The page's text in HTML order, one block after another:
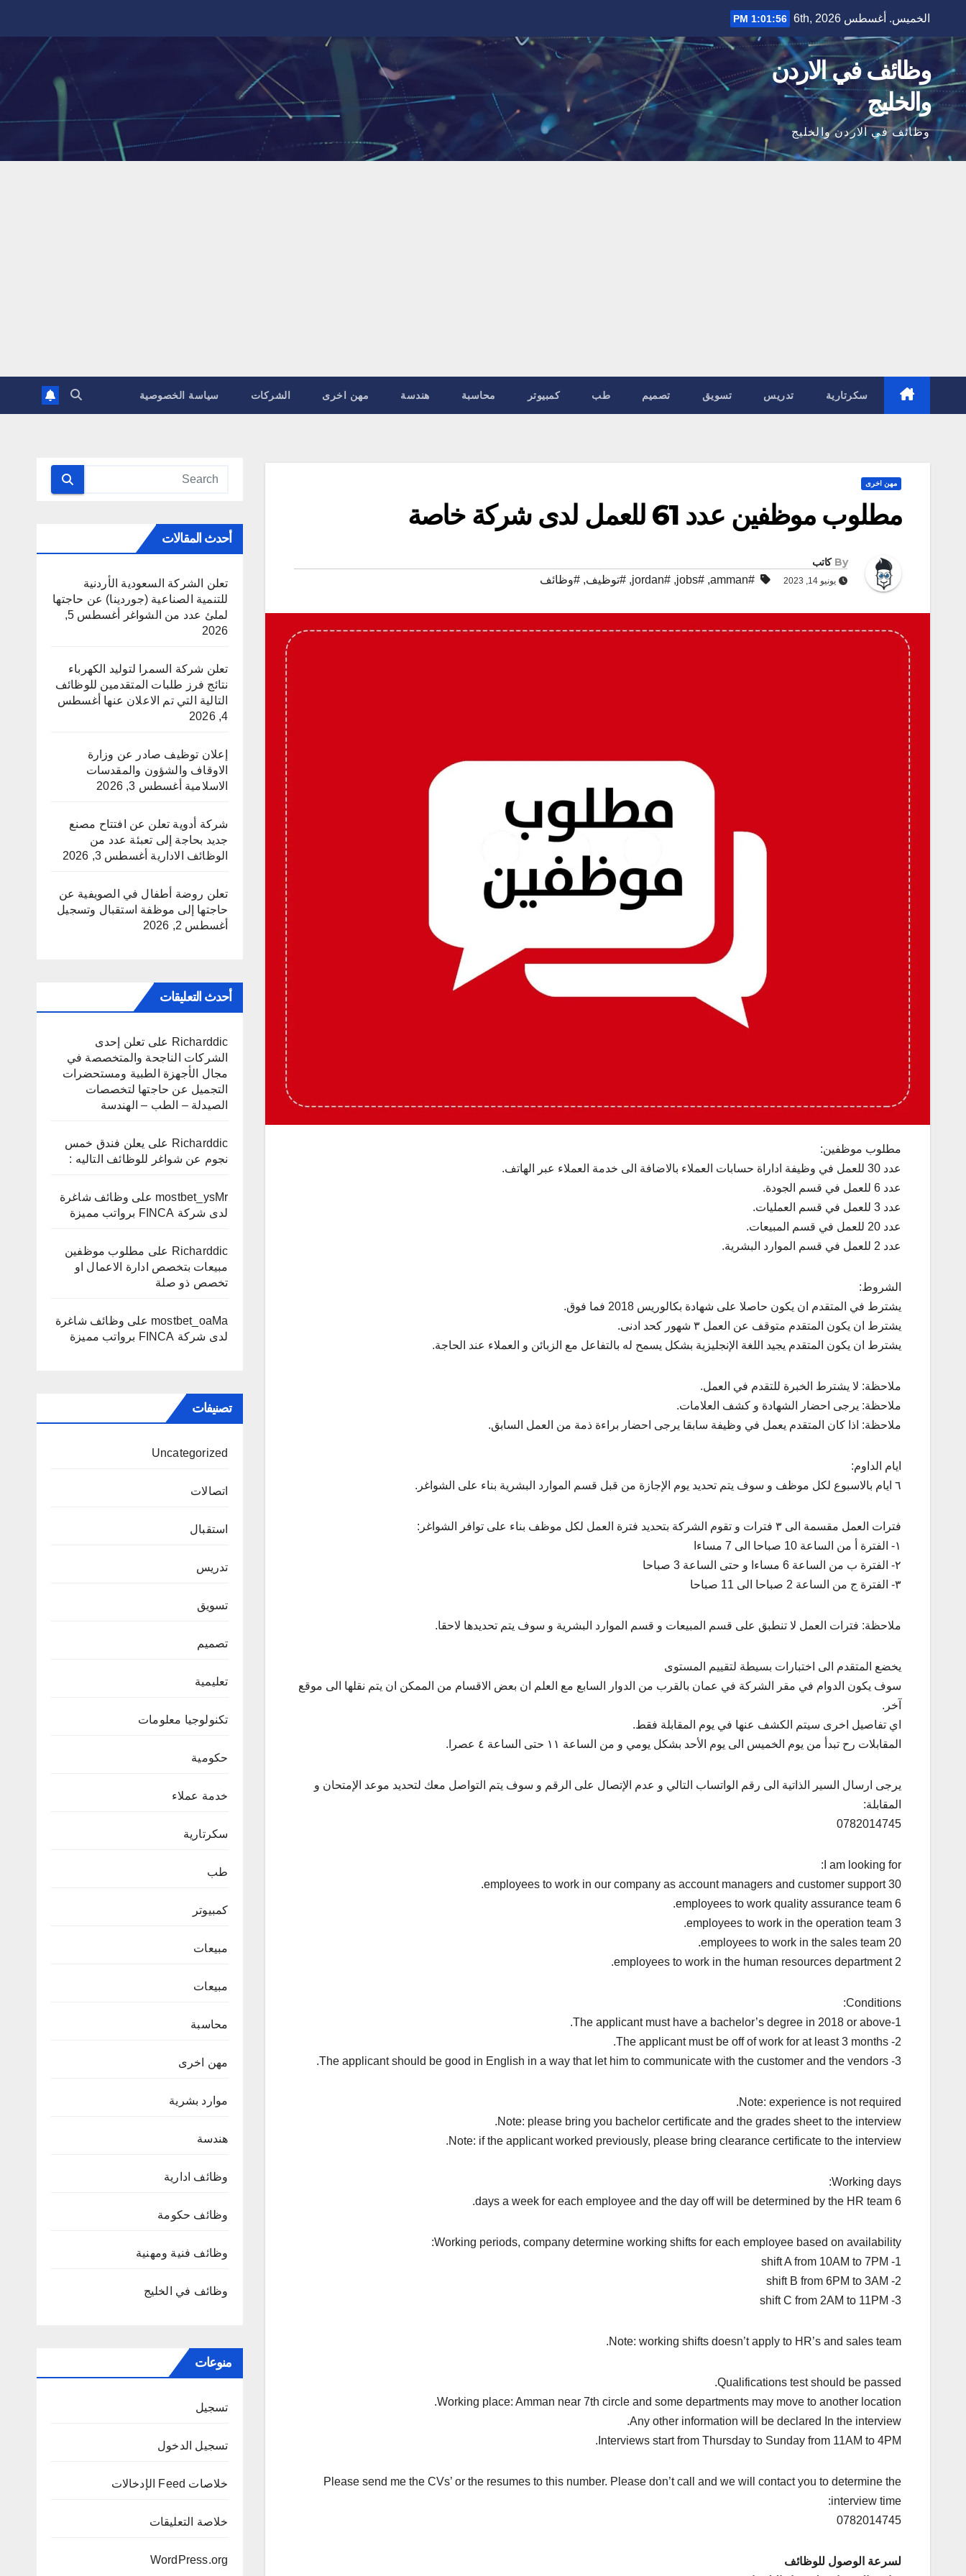
content
الخميس. أغسطس 6th, 2026 1:01:57 PM
وظائف في الاردن
والخليج
وظائف في الاردن والخليج
سكرتارية تدريس تسويق تصميم طب كمبيوتر محاسبة هندسة مهن اخرى الشركات سياسة الخصوصية
مهن اخرى
مطلوب موظفين عدد 61 للعمل لدى شركة خاصة
By كاتب
يونيو 14, 2023 #amman
,
#jobs
,
#jordan
, #توظيف, #وظائف
مطلوب موظفين:
عدد 30 للعمل في وظيفة اداراة حسابات العملاء بالاضافة الى خدمة العملاء عبر الهاتف.
عدد 6 للعمل في قسم الجودة.
عدد 3 للعمل في قسم العمليات.
عدد 20 للعمل في قسم المبيعات.
عدد 2 للعمل في قسم الموارد البشرية.
الشروط:
يشترط في المتقدم ان يكون حاصلا على شهادة بكالوريس 2018 فما فوق.
يشترط ان يكون المتقدم متوقف عن العمل ٣ شهور كحد ادنى.
يشترط ان يكون المتقدم يجيد اللغة الإنجليزية بشكل يسمح له بالتفاعل مع الزبائن و العملاء عند الحاجة.
ملاحظة: لا يشترط الخبرة للتقدم في العمل.
ملاحظة: يرجى احضار الشهادة و كشف العلامات.
ملاحظة: اذا كان المتقدم يعمل في وظيفة سابقا يرجى احضار براءة ذمة من العمل السابق.
ايام الداوم:
٦ ايام بالاسبوع لكل موظف و سوف يتم تحديد يوم الإجازة من قبل قسم الموارد البشرية بناء على الشواغر.
فترات العمل مقسمة الى ٣ فترات و تقوم الشركة بتحديد فترة العمل لكل موظف بناء على توافر الشواغر:
١- الفترة أ من الساعة 10 صباحا الى 7 مساءا
٢- الفترة ب من الساعة 6 مساءا و حتى الساعة 3 صباحا
٣- الفترة ج من الساعة 2 صباحا الى 11 صباحا
ملاحظة: فترات العمل لا تنطبق على قسم المبيعات و قسم الموارد البشرية و سوف يتم تحديدها لاحقا.
يخضع المتقدم الى اختبارات بسيطة لتقييم المستوى
سوف يكون الدوام في مقر الشركة في عمان بالقرب من الدوار السابع مع العلم ان بعض الاقسام من الممكن ان يتم نقلها الى موقع
آخر.
اي تفاصيل اخرى سيتم الكشف عنها في يوم المقابلة فقط.
المقابلات رح تبدأ من يوم الخميس الى يوم الأحد بشكل يومي و من الساعة ١١ حتى الساعة ٤ عصرا.
يرجى ارسال السير الذاتية الى رقم الواتساب التالي و عدم الإتصال على الرقم و سوف يتم التواصل معك لتحديد موعد الإمتحان و
المقابلة:
0782014745
I am looking for:
30 employees to work in our company as account managers and customer support.
6 employees to work quality assurance team.
3 employees to work in the operation team.
20 employees to work in the sales team.
2 employees to work in the human resources department.
Conditions:
1-The applicant must have a bachelor’s degree in 2018 or above.
2- The applicant must be off of work for at least 3 months.
3- The applicant should be good in English in a way that let him to communicate with the customer and the vendors.
Note: experience is not required.
Note: please bring you bachelor certificate and the grades sheet to the interview.
Note: if the applicant worked previously, please bring clearance certificate to the interview.
Working days:
6 days a week for each employee and the day off will be determined by the HR team.
Working periods, company determine working shifts for each employee based on availability:
1- shift A from 10AM to 7PM
2- shift B from 6PM to 3AM
3- shift C from 2AM to 11PM
Note: working shifts doesn’t apply to HR’s and sales team.
Qualifications test should be passed.
Working place: Amman near 7th circle and some departments may move to another location.
Any other information will be declared In the interview.
Interviews start from Thursday to Sunday from 11AM to 4PM.
Please send me the CVs’ or the resumes to this number. Please don’t call and we will contact you to determine the
interview time:
0782014745
لسرعة الوصول للوظائف
أحدث المقالات
تعلن الشركة السعودية الأردنية
للتنمية الصناعية (جوردينا) عن حاجتها
لملئ عدد من الشواغر
أغسطس 5,
2026
تعلن شركة السمرا لتوليد الكهرباء
نتائج فرز طلبات المتقدمين للوظائف
التالية التي تم الاعلان عنها أغسطس
4, 2026
إعلان توظيف صادر عن وزارة
الاوقاف والشؤون والمقدسات
الاسلامية أغسطس 3, 2026
شركة أدوية تعلن عن افتتاح مصنع
جديد بحاجة إلى تعبئة عدد من
الوظائف الادارية أغسطس 3, 2026
تعلن روضة أطفال في الصويفية عن
حاجتها إلى موظفة استقبال وتسجيل
أغسطس 2, 2026
أحدث التعليقات
Richarddic على تعلن إحدى
الشركات الناجحة والمتخصصة في
مجال الأجهزة الطبية ومستحضرات
التجميل عن حاجتها لتخصصات
الصيدلة – الطب – الهندسة
Richarddic على يعلن فندق خمس
نجوم عن شواغر للوظائف التاليه :
mostbet_ysMr على وظائف شاغرة
لدى شركة FINCA برواتب مميزة
Richarddic على مطلوب موظفين
مبيعات بتخصص ادارة الاعمال او
تخصص ذو صلة
mostbet_oaMa على وظائف شاغرة
لدى شركة FINCA برواتب مميزة
تصنيفات
Uncategorized
اتصالات
استقبال
تدريس
تسويق
تصميم
تعليمية
تكنولوجيا معلومات
حكومية
خدمة عملاء
سكرتارية
طب
كمبيوتر
مبيعات
مبيعات
محاسبة
مهن اخرى
موارد بشرية
هندسة
وظائف ادارية
وظائف حكومة
وظائف فنية ومهنية
وظائف في الخليج
منوعات
تسجيل
تسجيل الدخول
خلاصات Feed الإدخالات
خلاصة التعليقات
WordPress.org